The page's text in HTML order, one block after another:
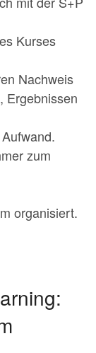
Kurses
Nachweis
Ergebnissen
zum
organisiert.